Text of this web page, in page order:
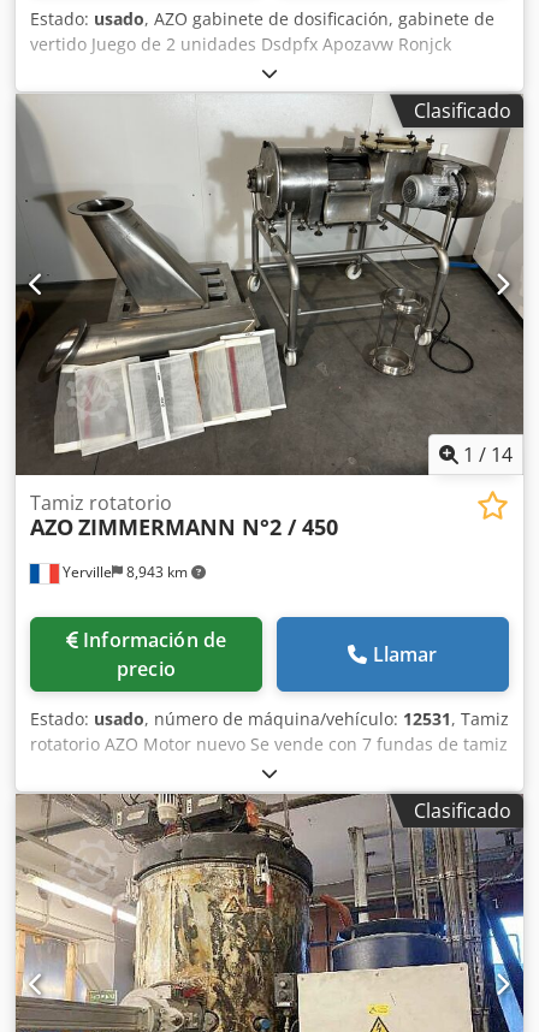
Estado: usado, AZO gabinete de dosificación, gabinete de
vertido Juego de 2 unidades Dsdpfx Apozavw Ronjck
Equipado con válvula de mariposa Equipado con
golpeador de tolva Totalmente en acero inoxidable 316
Montado sobre bastidor de pesaje (células de carga
defectuosas) Consulte también nuestros otros anuncios
Clasificado
1 / 14
Yerville 8,943 km
Tamiz rotatorio
AZOZIMMERMANN N°2 / 450
Información de
precio
Llamar
Estado: usado, número de máquina/vehículo: 12531, Tamiz
rotatorio AZO Motor nuevo Se vende con 7 fundas de tamiz
sintéticas: 0,2 mm / 0,5 mm / 0,6 mm / 1,4 mm x 2 / 1,5 mm
/ 4,5 mm Alimentación eléctrica: 400 V Potencia del motor:
1,5 kW Entrada del tamiz (mm): 250 x 250 Diámetro del
tamiz (mm): 175 Longitud del tamiz (mm): 340
Djdpowpwklefx Apnjck
Clasificado